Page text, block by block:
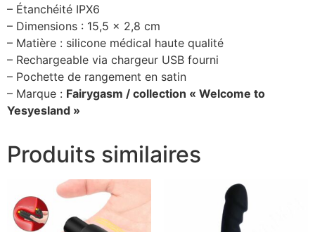
– Étanchéité IPX6
– Dimensions : 15,5 x 2,8 cm
– Matière : silicone médical haute qualité
– Rechargeable via chargeur USB fourni
– Pochette de rangement en satin
– Marque : Fairygasm / collection « Welcome to
Yesyesland »
Produits similaires